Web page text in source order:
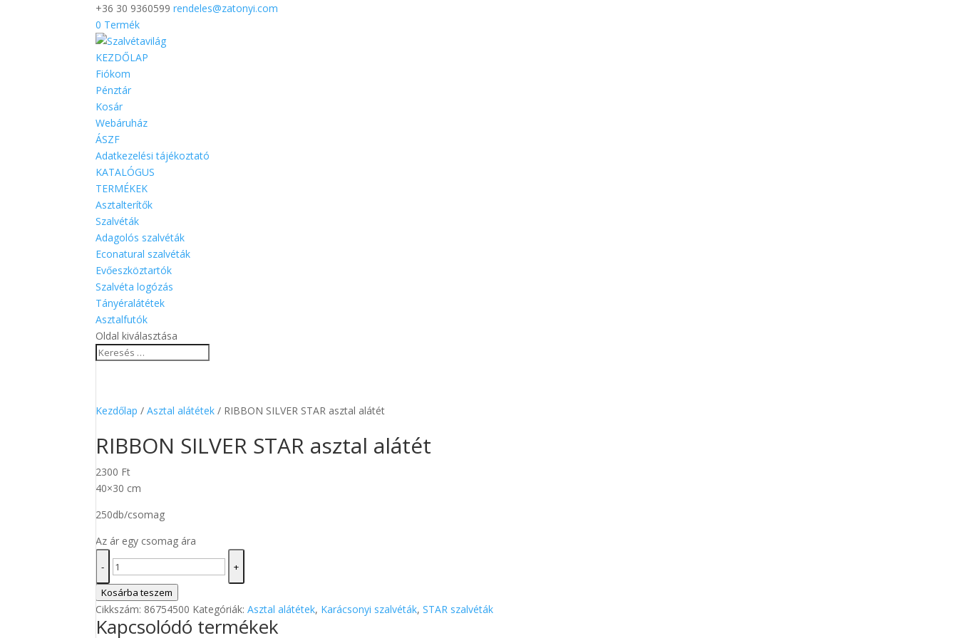
+36 30 9360599 rendeles@zatonyi.com
0 Termék
KEZDŐLAP
Fiókom
Pénztár
Kosár
Webáruház
ÁSZF
Adatkezelési tájékoztató
KATALÓGUS
TERMÉKEK
Asztalterítők
Szalvéták
Adagolós szalvéták
Econatural szalvéták
Evőeszköztartók
Szalvéta logózás
Tányéralátétek
Asztalfutók
Oldal kiválasztása
Kezdőlap /Asztal alátétek / RIBBON SILVER STAR asztal alátét
RIBBON SILVER STAR asztal alátét
2300 Ft
40×30 cm
250db/csomag
Az ár egy csomag ára
-
RIBBON
SILVER
STAR
asztal
alátét
+
Kosárba teszem
Cikkszám: 86754500 Kategóriák:Asztal alátétek, Karácsonyi szalvéták,STAR szalvéták
Kapcsolódó termékek